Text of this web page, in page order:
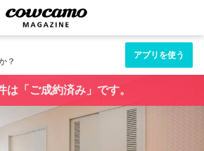
？
アプリを使う
は「ご成約済み」です。